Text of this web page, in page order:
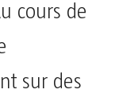
cours de
sur des